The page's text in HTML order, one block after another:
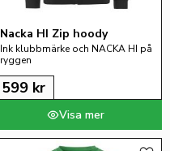
Nacka HI Zip hoody
Ink klubbmärke och NACKA HI på
ryggen
599 kr